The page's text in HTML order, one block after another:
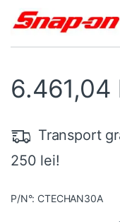
6.461,04
Transport
250 lei!
P/N°: CTECHAN30A